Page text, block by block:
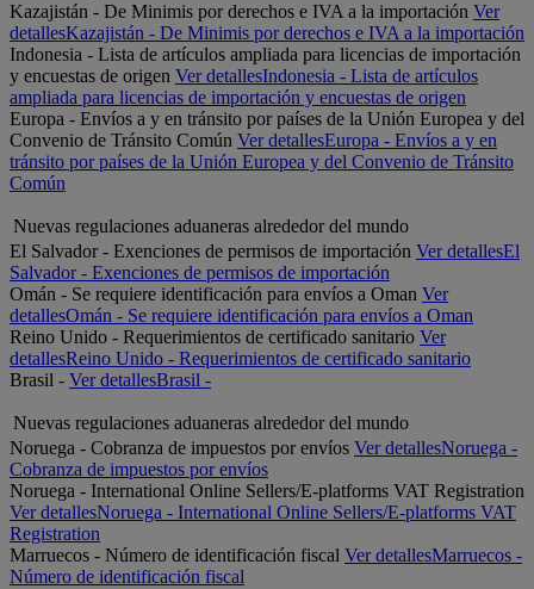
Kazajistán - De Minimis por derechos e IVA a la importación Ver
detallesKazajistán - De Minimis por derechos e IVA a la importación
Indonesia - Lista de artículos ampliada para licencias de importación
y encuestas de origen Ver detallesIndonesia - Lista de artículos
ampliada para licencias de importación y encuestas de origen
Europa - Envíos a y en tránsito por países de la Unión Europea y del
Convenio de Tránsito Común Ver detallesEuropa - Envíos a y en
tránsito por países de la Unión Europea y del Convenio de Tránsito
Común
Nuevas regulaciones aduaneras alrededor del mundo
El Salvador - Exenciones de permisos de importación Ver detallesEl
Salvador - Exenciones de permisos de importación
Omán - Se requiere identificación para envíos a Oman Ver
detallesOmán - Se requiere identificación para envíos a Oman
Reino Unido - Requerimientos de certificado sanitario Ver
detallesReino Unido - Requerimientos de certificado sanitario
Brasil - Ver detallesBrasil -
Nuevas regulaciones aduaneras alrededor del mundo
Noruega - Cobranza de impuestos por envíos Ver detallesNoruega -
Cobranza de impuestos por envíos
Noruega - International Online Sellers/E-platforms VAT Registration
Ver detallesNoruega - International Online Sellers/E-platforms VAT
Registration
Marruecos - Número de identificación fiscal Ver detallesMarruecos -
Número de identificación fiscal